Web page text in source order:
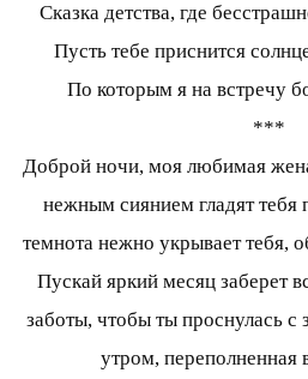
Сказка детства, где
Пусть тебе приснится
По которым я на встречу
***
Доброй ночи, моя любимая
нежным сиянием гладят тебя
темнота нежно укрывает тебя,
Пускай яркий месяц заберет
заботы, чтобы ты проснулась с
утром, переполненная